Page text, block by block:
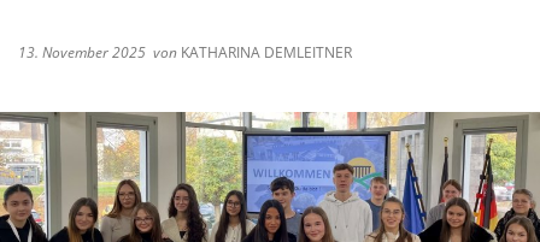
13. November 2025 von KATHARINA DEMLEITNER